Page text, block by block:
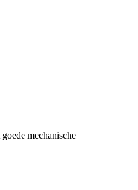
mechanische